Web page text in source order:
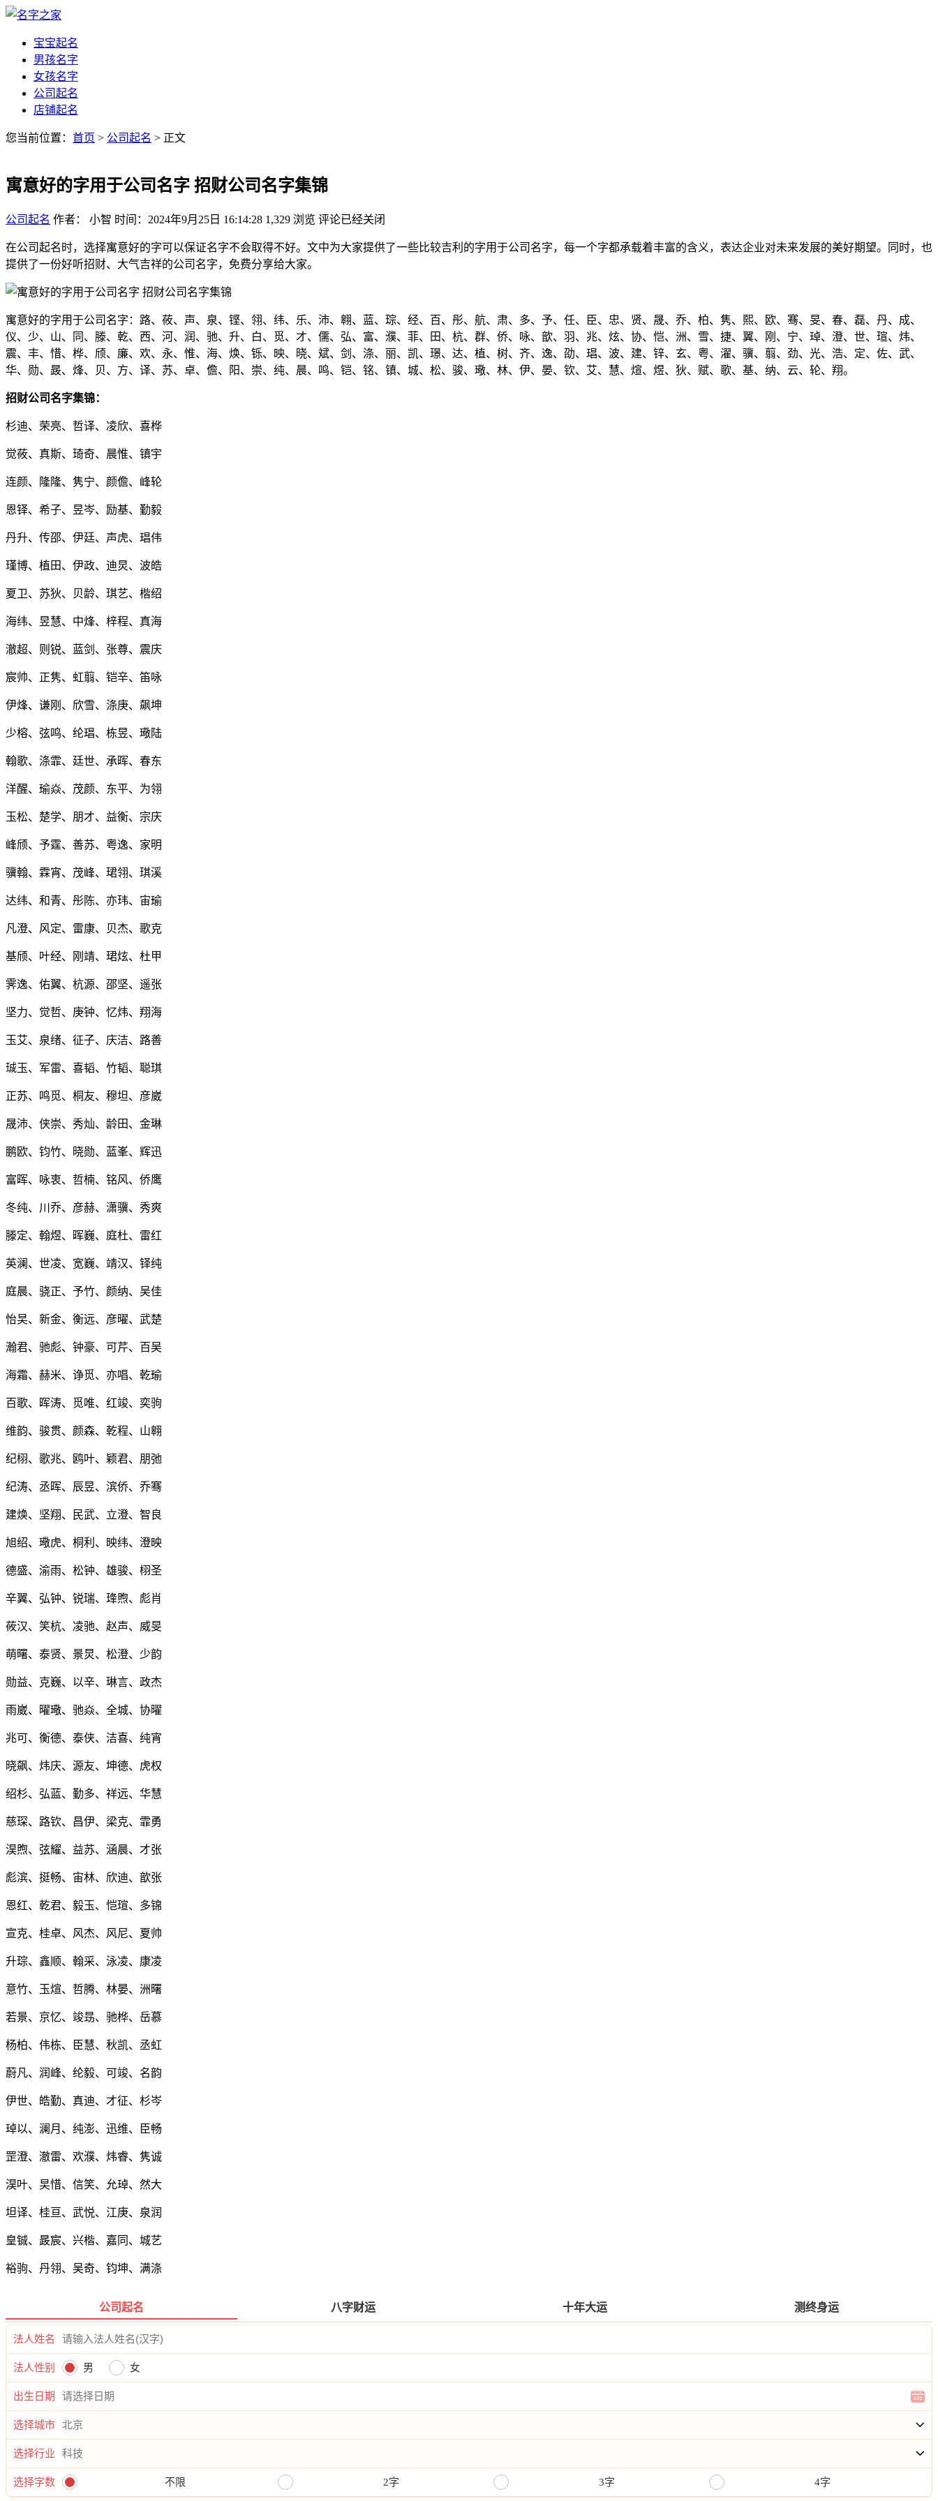
宝宝起名
男孩名字
女孩名字
公司起名
店铺起名
您当前位置： 首页 > 公司起名 > 正文
寓意好的字用于公司名字 招财公司名字集锦
公司起名 作者： 小智 时间：2024年9月25日 16:14:28 1,329 浏览 评论已经关闭
在公司起名时，选择寓意好的字可以保证名字不会取得不好。文中为大家提供了一些比较吉利的字用于公司名字，每一个字都承载着丰富的含义，表达企业对未来发展的美好期望。同时，也
提供了一份好听招财、大气吉祥的公司名字，免费分享给大家。
寓意好的字用于公司名字：路、莜、声、泉、铿、翎、纬、乐、沛、翱、蓝、琮、经、百、彤、航、肃、多、予、任、臣、忠、贤、晟、乔、柏、隽、熙、欧、骞、旻、春、磊、丹、成、
仪、少、山、同、滕、乾、西、河、润、驰、升、白、觅、才、儒、弘、富、濮、菲、田、杭、群、侨、咏、歆、羽、兆、炫、协、恺、洲、雪、捷、翼、刚、宁、琸、澄、世、瑄、炜、
震、丰、惜、桦、颀、廉、欢、永、惟、海、焕、铄、映、晓、斌、剑、涤、丽、凯、璟、达、植、树、齐、逸、劭、琩、波、建、锌、玄、粤、濯、骥、翦、劲、光、浩、定、佐、武、
华、勋、晸、烽、贝、方、译、苏、卓、儋、阳、崇、纯、晨、鸣、铠、铭、镇、城、松、骏、璥、林、伊、晏、钦、艾、慧、煊、煜、狄、赋、歌、基、纳、云、轮、翔。
招财公司名字集锦：
杉迪、荣亮、哲译、凌欣、喜桦
觉莜、真斯、琦奇、晨惟、镇宇
连颜、隆隆、隽宁、颜儋、峰轮
恩铎、希子、昱岑、励基、勤毅
丹升、传邵、伊廷、声虎、琩伟
瑾博、植田、伊政、迪炅、波皓
夏卫、苏狄、贝龄、琪艺、楷绍
海纬、昱慧、中烽、梓程、真海
澈超、则锐、蓝剑、张尊、震庆
宸帅、正隽、虹翦、铠辛、笛咏
伊烽、谦刚、欣雪、涤庚、飙坤
少榕、弦鸣、纶琩、栋昱、璥陆
翰歌、涤霏、廷世、承晖、春东
洋醒、瑜焱、茂颜、东平、为翎
玉松、楚学、朋才、益衡、宗庆
峰颀、予霆、善苏、粤逸、家明
骥翰、霖宵、茂峰、珺翎、琪溪
达纬、和青、彤陈、亦玮、宙瑜
凡澄、风定、雷康、贝杰、歌克
基颀、叶经、刚靖、珺炫、杜甲
霁逸、佑翼、杭源、邵坚、遥张
坚力、觉哲、庚钟、忆炜、翔海
玉艾、泉绪、征子、庆洁、路善
珹玉、军雷、喜韬、竹韬、聪琪
正苏、鸣觅、桐友、穆坦、彦崴
晟沛、侠崇、秀灿、龄田、金琳
鹏欧、钧竹、晓勋、蓝峯、辉迅
富晖、咏衷、哲楠、铭风、侨鹰
冬纯、川乔、彦赫、潇骥、秀爽
滕定、翰煜、晖巍、庭杜、雷红
英澜、世凌、宽巍、靖汉、铎纯
庭晨、骁正、予竹、颜纳、吴佳
怡旲、新金、衡远、彦曜、武楚
瀚君、驰彪、钟豪、可芹、百吴
海霜、赫米、诤觅、亦唱、乾瑜
百歌、晖涛、觅唯、红竣、奕驹
维韵、骏贯、颜森、乾程、山翱
纪栩、歌兆、鸥叶、颖君、朋弛
纪涛、丞晖、辰昱、滨侨、乔骞
建焕、坚翔、民武、立澄、智良
旭绍、璥虎、桐利、映纬、澄映
德盛、渝雨、松钟、雄骏、栩圣
辛翼、弘钟、锐瑞、琒煦、彪肖
莜汉、笑杭、凌驰、赵声、威旻
萌曙、泰贤、景炅、松澄、少韵
勋益、克巍、以辛、琳言、政杰
雨崴、曜璥、驰焱、全城、协曜
兆可、衡德、泰侠、洁喜、纯宵
晓飙、炜庆、源友、坤德、虎权
绍杉、弘蓝、勤多、祥远、华慧
慈琛、路钦、昌伊、梁克、霏勇
淏煦、弦耀、益苏、涵晨、才张
彪滨、挺畅、宙林、欣迪、歆张
恩红、乾君、毅玉、恺瑄、多锦
宣克、桂卓、风杰、风尼、夏帅
升琮、鑫顺、翰采、泳凌、康凌
意竹、玉煊、哲腾、林晏、洲曙
若景、京忆、竣昮、驰桦、岳慕
杨柏、伟栋、臣慧、秋凯、丞虹
蔚凡、润峰、纶毅、可竣、名韵
伊世、皓勤、真迪、才征、杉岑
琸以、澜月、纯澎、迅维、臣畅
罡澄、澈雷、欢濮、炜睿、隽诚
淏叶、旲惜、信笑、允琸、然大
坦译、桂亘、武悦、江庚、泉润
皇铖、晸宸、兴楷、嘉同、城艺
裕驹、丹翎、吴奇、钧坤、满涤
公司起名 八字财运 十年大运 测终身运
法人姓名
法人性别 男 女
出生日期
选择城市
选择行业
选择字数 不限 2字 3字 4字